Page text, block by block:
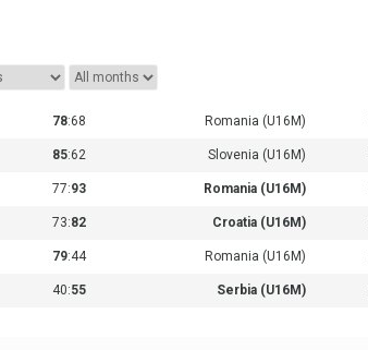
78:68 Romania (U16M)
85:62 Slovenia (U16M)
77:93 Romania (U16M)
73:82 Croatia (U16M)
79:44 Romania (U16M)
40:55 Serbia (U16M)